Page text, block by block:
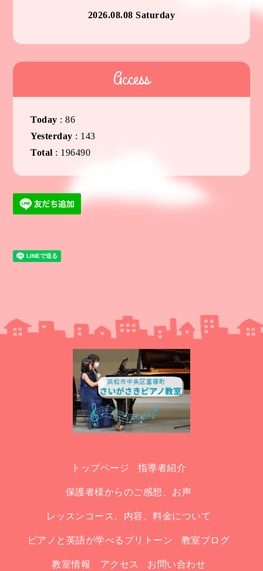
2026.08.08 Saturday
Access
Today :86
Yesterday : 143
Total : 196490
トップページ 指導者紹介
保護者様からのご感想、お声
レッスンコース、内容、料金について
ピアノと英語が学べるプリトーン 教室ブログ
教室情報 アクセス お問い合わせ